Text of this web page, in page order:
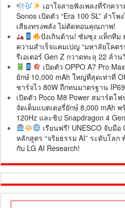
เอาใจสายฟังเพลงที่รักคว
Sonos เปิดตัว “Era 100 SL” ลำโ
เสียงทรงพลัง ไม่ตัดทอนคุณภาพ!
ปังเกินต้าน! ซัมซุง แท็กทีม
ความสำเร็จแคมเปญ “มหาลัยโคต
รีเอเตอร์ Gen Z กวาดทะลุ 22 ล้าน
เปิดตัว OPPO A7 Pro
ยักษ์ 10,000 mAh ใหญ่ที่สุดเท่าที่
ชาร์จไว 80W ถึกทนมาตรฐาน
เปิดตัว Poco M8 Power สมาร์ตโ
จัดเต็มแบตเตอรี่ยักษ์ 8,000 mAh พ
120Hz และชิป Snapdragon 4
เรียนฟรี! UNESCO จับมือ
หลักสูตร “จริยธรรม AI” ระดับโล
กับ LG AI Research!